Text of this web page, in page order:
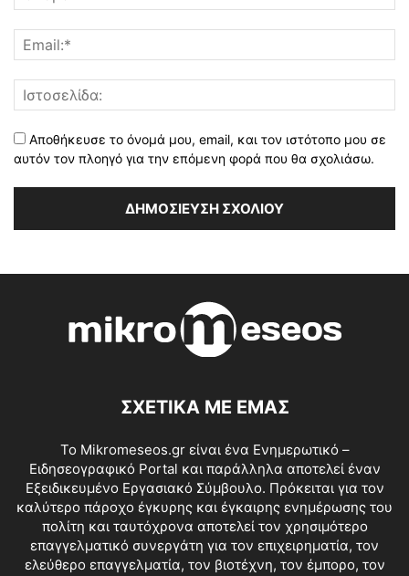
Αποθήκευσε το όνομά μου, email, και τον ιστότοπο μου σε
αυτόν τον πλοηγό για την επόμενη φορά που θα σχολιάσω.
ΣΧΕΤΙΚΑ ΜΕ ΕΜΑΣ
Το Mikromeseos.gr είναι ένα Ενημερωτικό –
Ειδησεογραφικό Portal και παράλληλα αποτελεί έναν
Εξειδικευμένο Εργασιακό Σύμβουλο. Πρόκειται για τον
καλύτερο πάροχο έγκυρης και έγκαιρης ενημέρωσης του
πολίτη και ταυτόχρονα αποτελεί τον χρησιμότερο
επαγγελματικό συνεργάτη για τον επιχειρηματία, τον
ελεύθερο επαγγελματία, τον βιοτέχνη, τον έμπορο, τον